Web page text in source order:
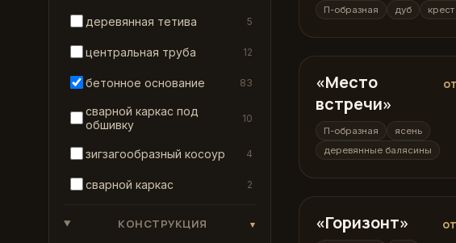
деревянная тетива 5
центральная труба 12
бетонное основание 83
сварной каркас под
обшивку
10
зигзагообразный косоур 4
сварной каркас 2
КОНСТРУКЦИЯ ▾
П-образная дуб
П-образная
«Место
встречи»
П-образная
ясень
деревянные балясины
П-образная
«Горизонт»